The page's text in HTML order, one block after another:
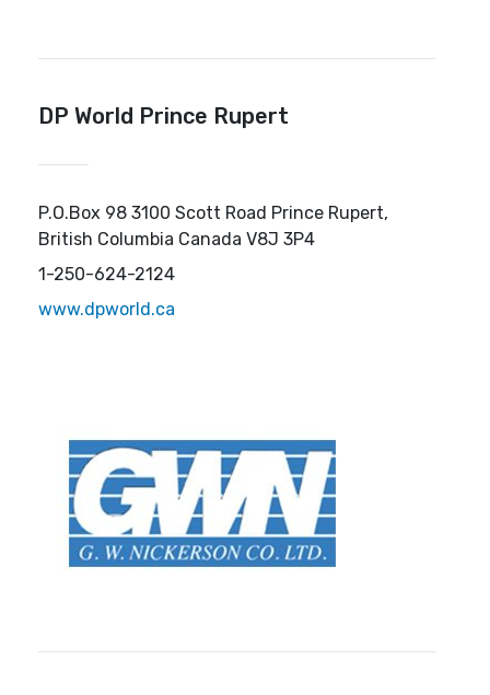
DP World Prince Rupert
P.O.Box 98 3100 Scott Road Prince Rupert,
British Columbia Canada V8J 3P4
1-250-624-2124
www.dpworld.ca